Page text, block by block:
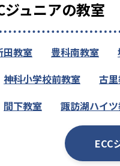
ジュニアの教室
田教室 豊科南教室
神科小学校前教室 古
間下教室 諏訪湖ハイ
ECC